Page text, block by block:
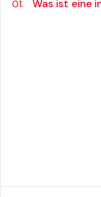
01. Was ist eine